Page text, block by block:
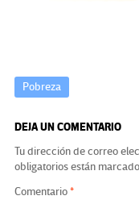
Pobreza
DEJA UN COMENTARIO
Tu dirección de correo
obligatorios están
Comentario*